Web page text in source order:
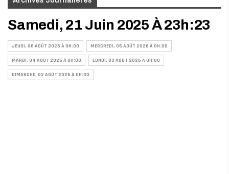
Samedi, 21 Juin 2025 À 23h:23
JEUDI, 06 AOÛT 2026 À 0H:00 MERCREDI, 05 AOÛT 2026 À 0H:00
MARDI, 04 AOÛT 2026 À 0H:00 LUNDI, 03 AOÛT 2026 À 0H:00
DIMANCHE, 02 AOÛT 2026 À 0H:00